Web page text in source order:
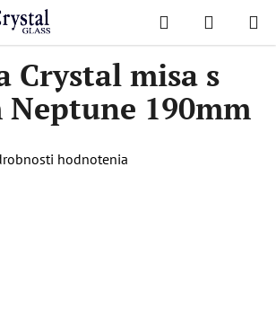
Hľadať
KOŠÍK
/ Neptune
Bohemia Crystal misa s viečkom
Crystal misa s
Neptune 190mm
hodnotenia